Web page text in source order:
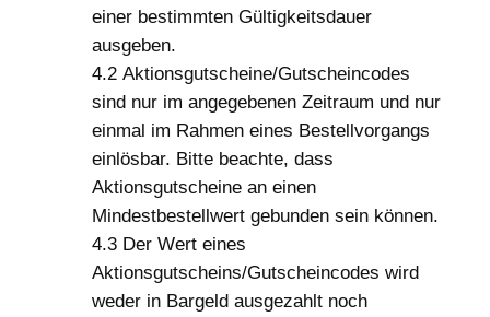
einer bestimmten Gültigkeitsdauer
ausgeben.
4.2 Aktionsgutscheine/Gutscheincodes
sind nur im angegebenen Zeitraum und nur
einmal im Rahmen eines Bestellvorgangs
einlösbar. Bitte beachte, dass
Aktionsgutscheine an einen
Mindestbestellwert gebunden sein können.
4.3 Der Wert eines
Aktionsgutscheins/Gutscheincodes wird
weder in Bargeld ausgezahlt noch